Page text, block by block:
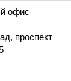
офис
проспект